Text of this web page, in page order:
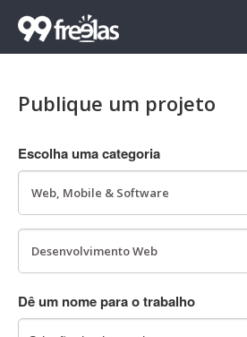
Publique um projeto
Escolha uma categoria
Dê um nome para o trabalho